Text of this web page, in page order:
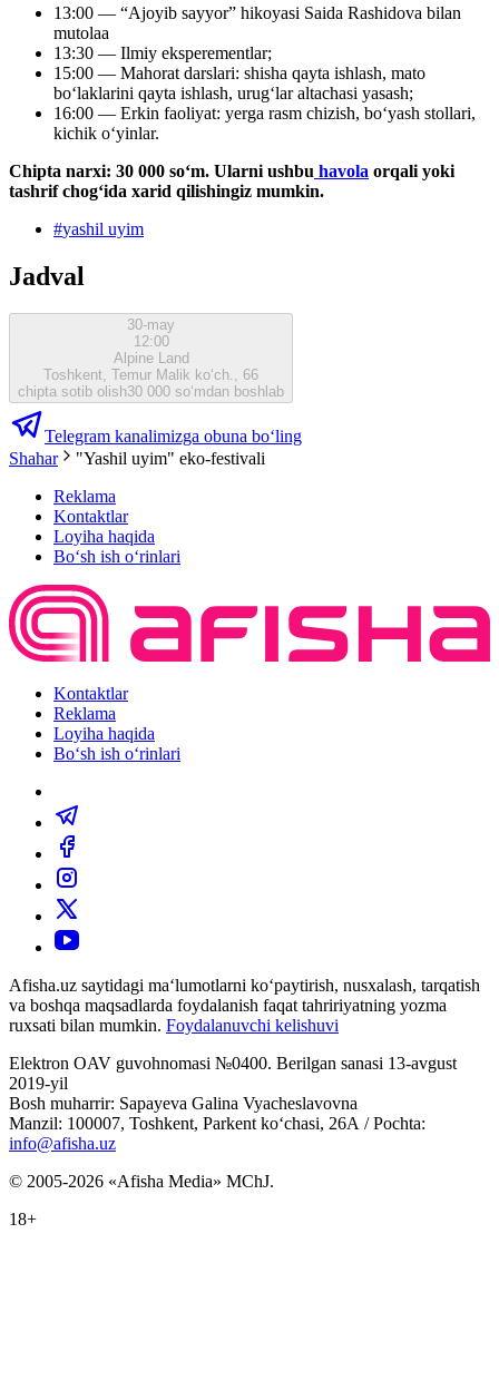
13:00 — “Ajoyib sayyor” hikoyasi Saida Rashidova bilan
mutolaa
13:30 — Ilmiy eksperementlar;
15:00 — Mahorat darslari: shisha qayta ishlash, mato
boʻlaklarini qayta ishlash, urugʻlar altachasi yasash;
16:00 — Erkin faoliyat: yerga rasm chizish, boʻyash stollari,
kichik oʻyinlar.
Chipta narxi: 30 000 soʻm. Ularni ushbu havola orqali yoki
tashrif chogʻida xarid qilishingiz mumkin.
#yashil uyim
Jadval
30-may
12:00
Alpine Land
Toshkent, Temur Malik ko‘ch., 66
chipta sotib olish30 000 so‘mdan boshlab
Telegram kanalimizga obuna bo‘ling
Shahar
"Yashil uyim" eko-festivali
Reklama
Kontaktlar
Loyiha haqida
Bo‘sh ish o‘rinlari
Kontaktlar
Reklama
Loyiha haqida
Bo‘sh ish o‘rinlari
Afisha.uz saytidagi ma‘lumotlarni ko‘paytirish, nusxalash, tarqatish
va boshqa maqsadlarda foydalanish faqat tahririyatning yozma
ruxsati bilan mumkin. Foydalanuvchi kelishuvi
Elektron OAV guvohnomasi №0400. Berilgan sanasi 13-avgust
2019-yil
Bosh muharrir: Sapayeva Galina Vyacheslavovna
Manzil: 100007, Toshkent, Parkent ko‘chasi, 26А / Pochta:
info@afisha.uz
© 2005-2026 «Afisha Media» MChJ.
18+